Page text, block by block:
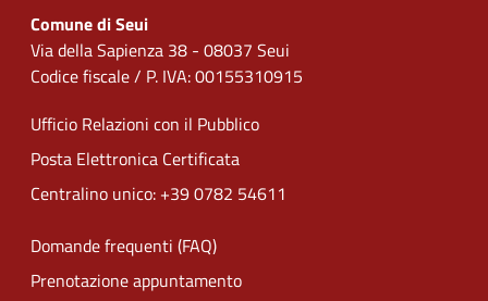
Comune di Seui
Via della Sapienza 38 - 08037 Seui
Codice fiscale / P. IVA: 00155310915
Ufficio Relazioni con il Pubblico
Posta Elettronica Certificata
Centralino unico: +39 0782 54611
Domande frequenti (FAQ)
Prenotazione appuntamento